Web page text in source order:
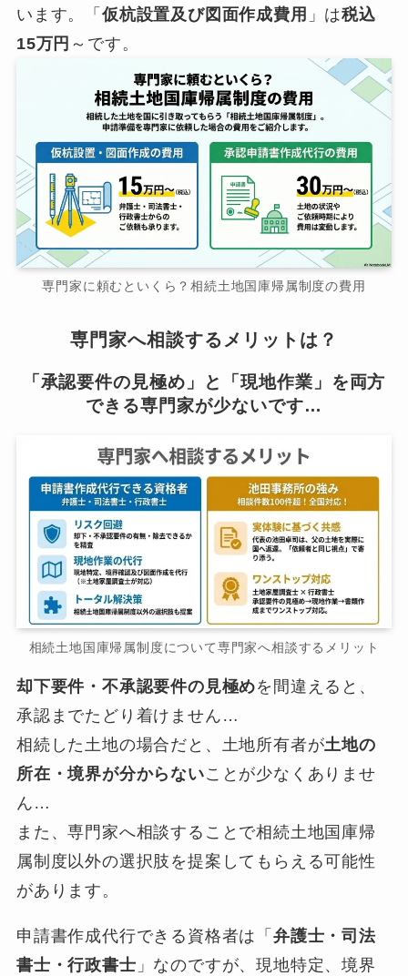
います。「 仮杭設置及び図面作成費用 」は税込
15万円 ～です。
専門家に頼むといくら？相続土地国庫帰属制度の費用
専門家へ相談するメリットは？
「承認要件の見極め」と「現地作業」を両方
できる専門家が少ないです…
相続土地国庫帰属制度について専門家へ相談するメリット
却下要件・不承認要件の見極めを間違えると、
承認までたどり着けません…
相続した土地の場合だと、土地所有者が土地の
所在・境界が分からないことが少なくありませ
ん…
また、専門家へ相談することで相続土地国庫帰
属制度以外の選択肢を提案してもらえる可能性
があります。
申請書作成代行できる資格者は「弁護士・司法
書士・行政書士 」なのですが、現地特定、境界